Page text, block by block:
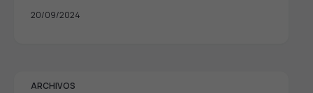
20/09/2024
ARCHIVOS